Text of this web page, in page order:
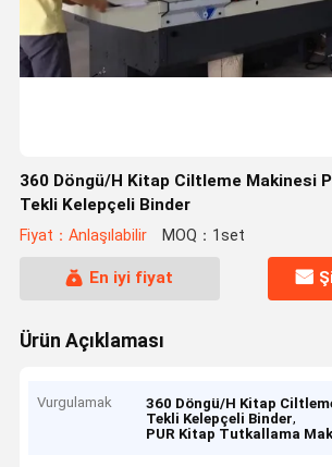
360 Döngü/H Kitap Ciltleme Makinesi
Tekli Kelepçeli Binder
Fiyat：Anlaşılabilir MOQ：1set
En iyi fiyat
Ürün Açıklaması
Vurgulamak 360 Döngü/H Kitap
Tekli Kelepçeli Binder,
PUR Kitap Tutkallama